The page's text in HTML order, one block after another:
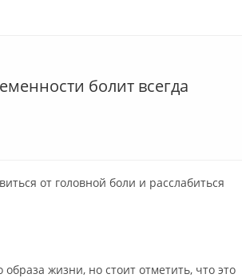
болит всегда
от головной боли и расслабиться
жизни, но стоит отметить, что это